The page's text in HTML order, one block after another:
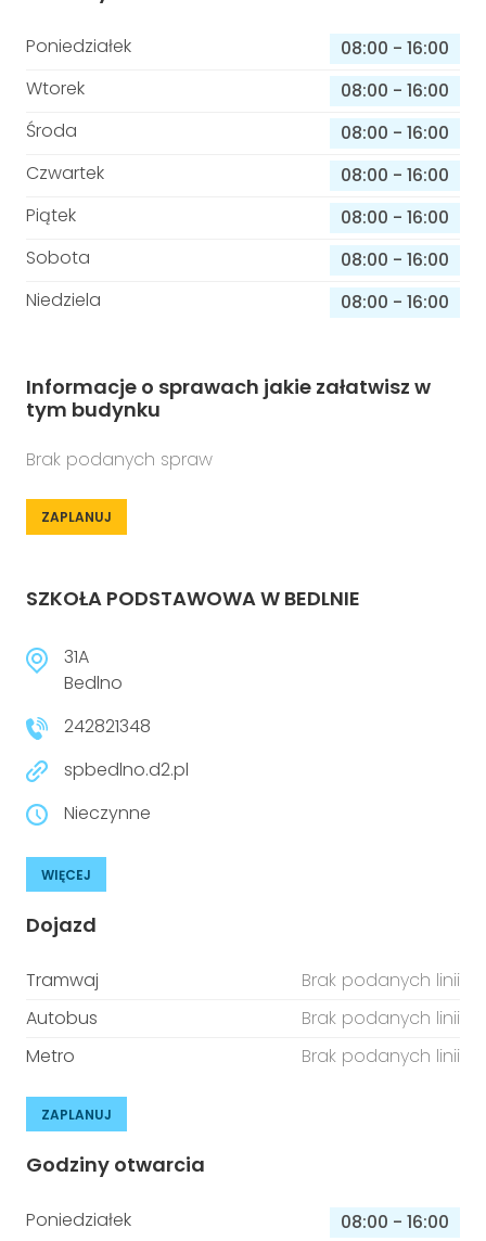
Poniedziałek 08:00 - 16:00
Wtorek
08:00 - 16:00
Środa
08:00 - 16:00
Czwartek
08:00 - 16:00
Piątek
08:00 - 16:00
Sobota
08:00 - 16:00
Niedziela
08:00 - 16:00
Informacje o sprawach jakie załatwisz w
tym budynku
Brak podanych spraw
ZAPLANUJ
SZKOŁA PODSTAWOWA W BEDLNIE
31A
Bedlno
242821348
spbedlno.d2.pl
Nieczynne
WIĘCEJ
Dojazd
Tramwaj
Brak podanych linii
Autobus
Brak podanych linii
Metro
Brak podanych linii
ZAPLANUJ
Godziny otwarcia
Poniedziałek 08:00 - 16:00